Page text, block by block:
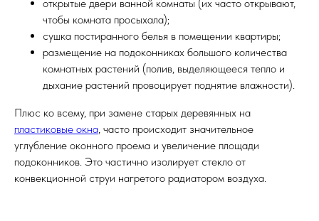
открытые двери ванной комнаты (их часто открывают,
чтобы комната просыхала);
сушка постиранного белья в помещении квартиры;
размещение на подоконниках большого количества
комнатных растений (полив, выделяющееся тепло и
дыхание растений провоцирует поднятие влажности).
Плюс ко всему, при замене старых деревянных на
пластиковые окна, часто происходит значительное
углубление оконного проема и увеличение площади
подоконников. Это частично изолирует стекло от
конвекционной струи нагретого радиатором воздуха.